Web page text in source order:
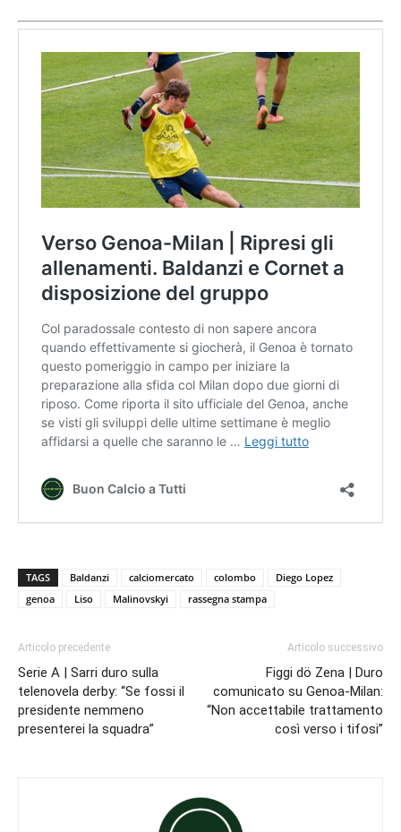
TAGS Baldanzi calciomercato colombo
Diego Lopez
genoa
Liso Malinovskyi rassegna stampa
Articolo precedente
Serie A | Sarri duro sulla
telenovela derby: “Se fossi il
presidente nemmeno
presenterei la squadra”
Articolo successivo
Figgi dö Zena | Duro
comunicato su Genoa-Milan:
“Non accettabile trattamento
così verso i tifosi”